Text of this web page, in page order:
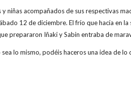
niñas acompañados de sus respectivas
12 de diciembre. El frío que hacía en
prepararon Iñaki y Sabin entraba de
lo mismo, podéis haceros una idea de